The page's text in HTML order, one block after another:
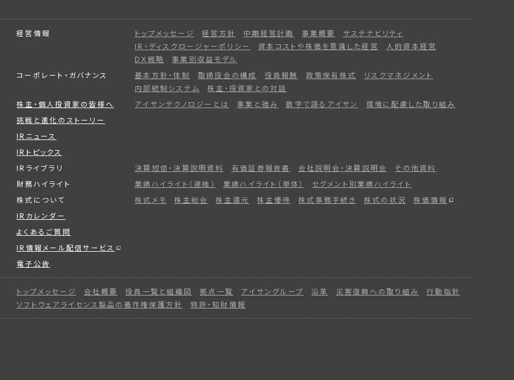
経営情報 トップメッセージ 経営方針 中期経営計画 事業概要
サステナビリティ
IR・ディスクロージャーポリシー
資本コストや株価を意識した経営
人的資本経営
DX戦略
事業別収益モデル
コーポレート・ガバナンス
基本方針・体制 取締役会の構成 役員報酬 政策保有株式
リスクマネジメント
内部統制システム
株主・投資家との対話
株主・個人投資家の皆様へ
アイサンテクノロジーとは 事業と強み 数字で語るアイサン
環境に配慮した取り組み
挑戦と進化のストーリー
IRニュース
IRトピックス
IRライブラリ
決算短信・決算説明資料 有価証券報告書 会社説明会・決算説明会
その他資料
財務ハイライト
業績ハイライト（連結） 業績ハイライト（単体）
セグメント別業績ハイライト
株式について
株式メモ 株主総会 株主還元 株主優待 株式事務手続き 株式の状況
株価情報
IRカレンダー
よくあるご質問
IR情報メール配信サービス
電子公告
トップメッセージ 会社概要 役員一覧と組織図 拠点一覧 アイサングループ 沿革 災害復興への取り組み
行動指針
ソフトウェアライセンス製品の著作権保護方針
特許・知財情報